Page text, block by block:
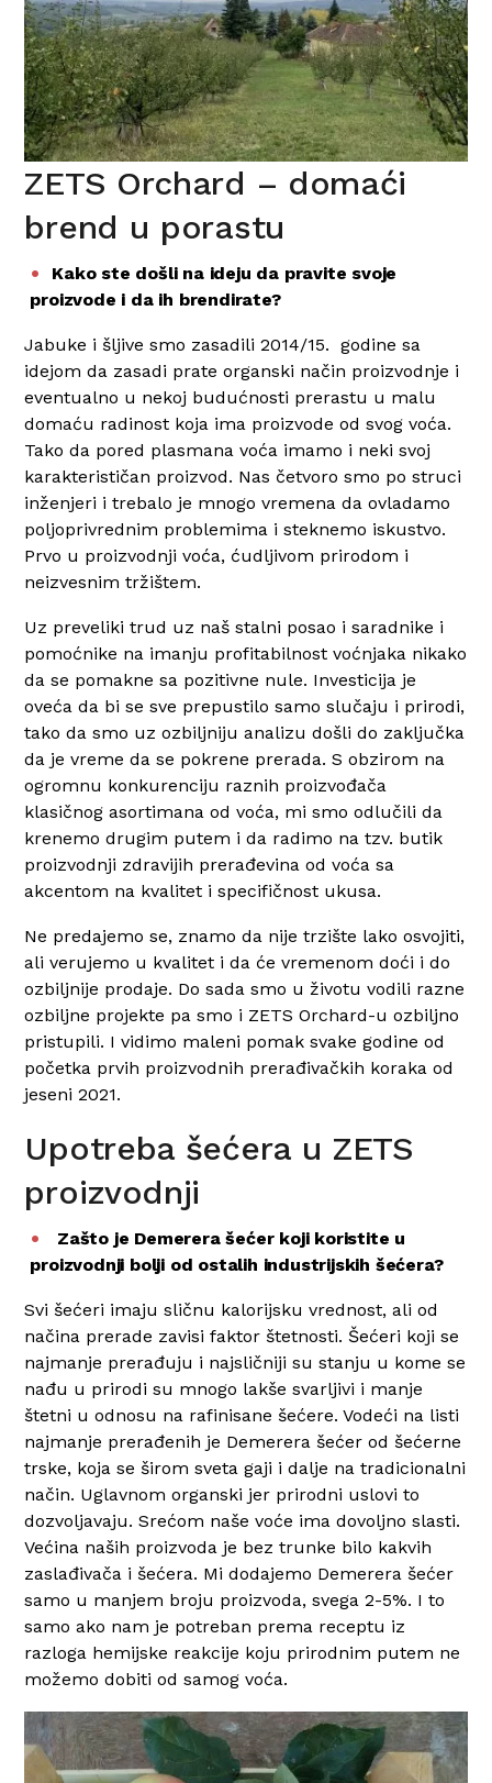
ZETS Orchard – domaći
brend u porastu
Kako ste došli na ideju da pravite svoje
proizvode i da ih brendirate?
Jabuke i šljive smo zasadili 2014/15. godine sa
idejom da zasadi prate organski način proizvodnje i
eventualno u nekoj budućnosti prerastu u malu
domaću radinost koja ima proizvode od svog voća.
Tako da pored plasmana voća imamo i neki svoj
karakterističan proizvod. Nas četvoro smo po struci
inženjeri i trebalo je mnogo vremena da ovladamo
poljoprivrednim problemima i steknemo iskustvo.
Prvo u proizvodnji voća, ćudljivom prirodom i
neizvesnim tržištem.
Uz preveliki trud uz naš stalni posao i saradnike i
pomoćnike na imanju profitabilnost voćnjaka nikako
da se pomakne sa pozitivne nule. Investicija je
oveća da bi se sve prepustilo samo slučaju i prirodi,
tako da smo uz ozbiljniju analizu došli do zaključka
da je vreme da se pokrene prerada. S obzirom na
ogromnu konkurenciju raznih proizvođača
klasičnog asortimana od voća, mi smo odlučili da
krenemo drugim putem i da radimo na tzv. butik
proizvodnji zdravijih prerađevina od voća sa
akcentom na kvalitet i specifičnost ukusa.
Ne predajemo se, znamo da nije trzište lako osvojiti,
ali verujemo u kvalitet i da će vremenom doći i do
ozbiljnije prodaje. Do sada smo u životu vodili razne
ozbiljne projekte pa smo i ZETS Orchard-u ozbiljno
pristupili. I vidimo maleni pomak svake godine od
početka prvih proizvodnih prerađivačkih koraka od
jeseni 2021.
Upotreba šećera u ZETS
proizvodnji
Zašto je Demerera šećer koji koristite u
proizvodnji bolji od ostalih industrijskih šećera?
Svi šećeri imaju sličnu kalorijsku vrednost, ali od
načina prerade zavisi faktor štetnosti. Šećeri koji se
najmanje prerađuju i najsličniji su stanju u kome se
nađu u prirodi su mnogo lakše svarljivi i manje
štetni u odnosu na rafinisane šećere. Vodeći na listi
najmanje prerađenih je Demerera šećer od šećerne
trske, koja se širom sveta gaji i dalje na tradicionalni
način. Uglavnom organski jer prirodni uslovi to
dozvoljavaju. Srećom naše voće ima dovoljno slasti.
Većina naših proizvoda je bez trunke bilo kakvih
zaslađivača i šećera. Mi dodajemo Demerera šećer
samo u manjem broju proizvoda, svega 2-5%. I to
samo ako nam je potreban prema receptu iz
razloga hemijske reakcije koju prirodnim putem ne
možemo dobiti od samog voća.